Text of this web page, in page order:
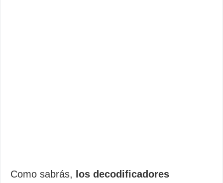
Como sabrás,
los decodificadores